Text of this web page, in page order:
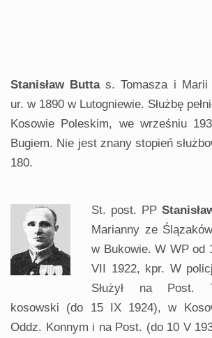
Stanisław Buttas. Tomasza i Marii
ur. w 1890 w Lutogniewie. Służbę
Kosowie Poleskim, we wrześniu
Bugiem. Nie jest znany stopień
180.
St. post. PP
Marianny ze
w Bukowie. W WP od
VII 1922, kpr. W
Służył na Post.
kosowski (do 15 IX 1924), w
Oddz. Konnym i na Post. (do 10 V